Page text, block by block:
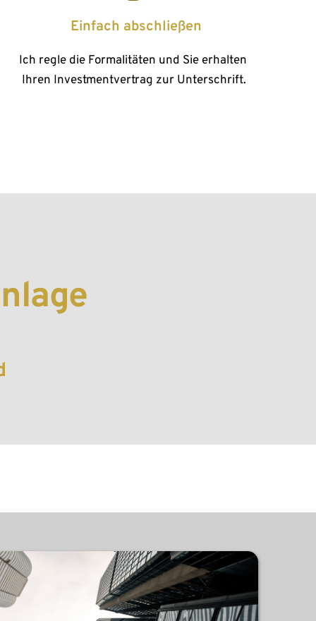
Einfach abschließen
Ich regle die Formalitäten und Sie erhalten
Ihren Investmentvertrag zur Unterschrift.